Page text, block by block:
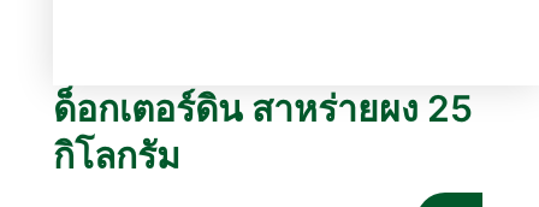
ด็อกเตอร์ดิน สาหร่ายผง 25
กิโลกรัม